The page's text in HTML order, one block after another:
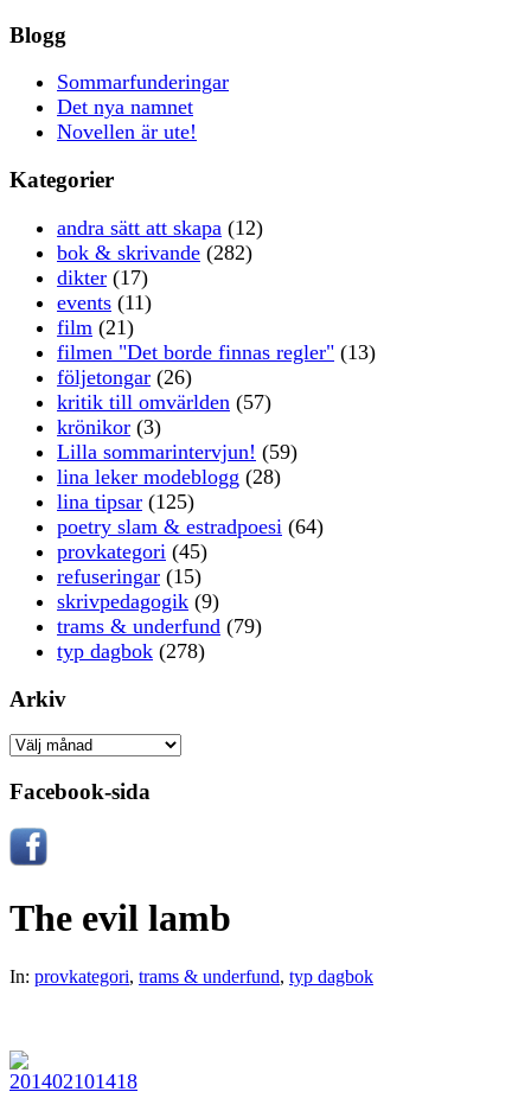
Blogg
Sommarfunderingar
Det nya namnet
Novellen är ute!
Kategorier
andra sätt att skapa (12)
bok & skrivande (282)
dikter (17)
events (11)
film (21)
filmen "Det borde finnas regler" (13)
följetongar (26)
kritik till omvärlden (57)
krönikor (3)
Lilla sommarintervjun! (59)
lina leker modeblogg (28)
lina tipsar (125)
poetry slam & estradpoesi (64)
provkategori (45)
refuseringar (15)
skrivpedagogik (9)
trams & underfund (79)
typ dagbok (278)
Arkiv
Arkiv
Facebook-sida
The evil lamb
In: provkategori, trams & underfund, typ dagbok